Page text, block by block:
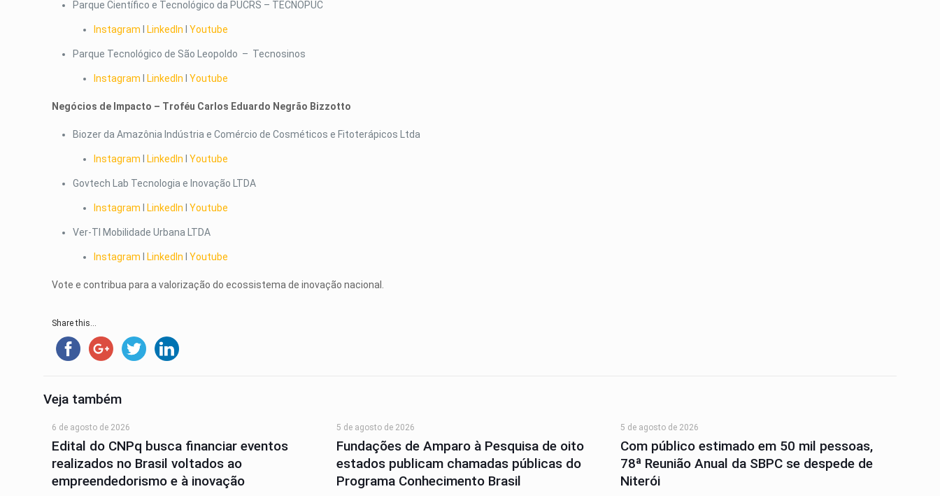
Parque Científico e Tecnológico da PUCRS – TECNOPUC
Instagram LinkedIn IYoutube
Parque Tecnológico de São Leopoldo – Tecnosinos
Instagram LinkedIn IYoutube
Negócios de Impacto – Troféu Carlos Eduardo Negrão Bizzotto
Biozer da Amazônia Indústria e Comércio de Cosméticos e Fitoterápicos Ltda
Instagram LinkedIn IYoutube
Govtech Lab Tecnologia e Inovação LTDA
Instagram LinkedIn IYoutube
Ver-TI Mobilidade Urbana LTDA
Instagram LinkedIn IYoutube
Vote e contribua para a valorização do ecossistema de inovação nacional.
Share this...
Veja também
6 de agosto de 2026
Edital do CNPq busca financiar eventos
realizados no Brasil voltados ao
empreendedorismo e à inovação
5 de agosto de 2026
Fundações de Amparo à Pesquisa de oito
estados publicam chamadas públicas do
Programa Conhecimento Brasil
5 de agosto de 2026
Com público estimado em 50 mil pessoas,
78ª Reunião Anual da SBPC se despede de
Niterói